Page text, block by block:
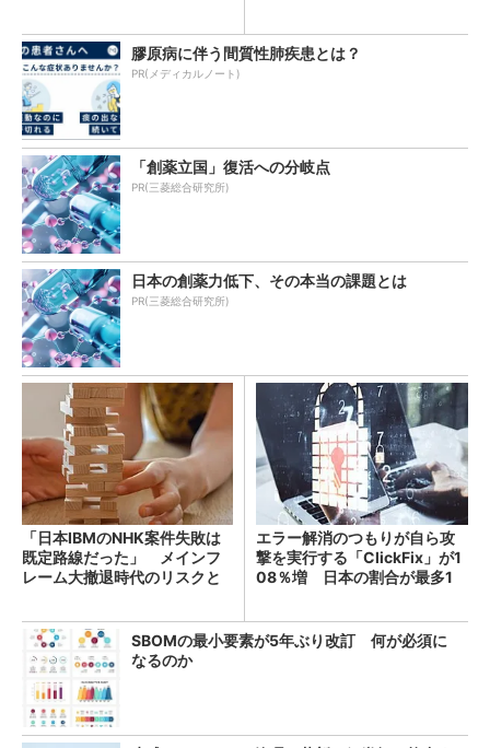
膠原病に伴う間質性肺疾患とは？
PR(メディカルノート)
「創薬立国」復活への分岐点
PR(三菱総合研究所)
日本の創薬力低下、その本当の課題とは
PR(三菱総合研究所)
「日本IBMのNHK案件失敗は
既定路線だった」 メインフ
レーム大撤退時代のリスクと
エラー解消のつもりが自ら攻
撃を実行する「ClickFix」が1
08％増 日本の割合が最多1
SBOMの最小要素が5年ぶり改訂 何が必須に
なるのか